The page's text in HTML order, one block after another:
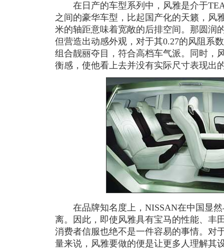
在日产的车型系列中，风雅是介于
之间的豪华车型，比起国产化的天籁，风
米的轴距意味着宽敞的后排空间。那圆润
但营造出动感外观，对于其0.27的风阻系
组合靓丽夺目，符合高档车气派。同时，
衡感，使他看上去并没有实际尺寸表现出
在品牌知名度上，NISSAN在中国显然
离。因此，即使风雅具有宝马的性能、丰
消费者信服也绝不是一件容易的事情。对
量来说，风雅要做的便是让更多人理解其